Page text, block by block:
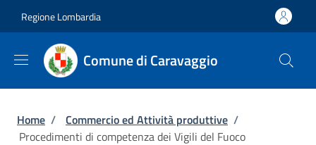
Regione Lombardia
Comune di Caravaggio
Briciole di pane
Home / Commercio ed Attività produttive /
Procedimenti di competenza dei Vigili del Fuoco